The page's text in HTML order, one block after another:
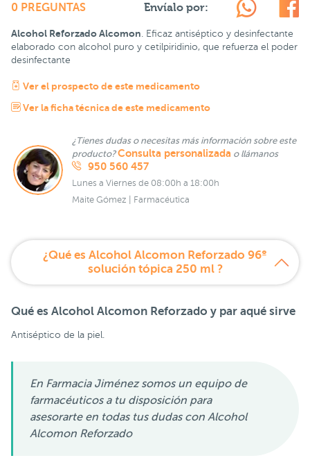
0 PREGUNTAS Envíalo por:
Alcohol Reforzado Alcomon. Eficaz antiséptico y desinfectante
elaborado con alcohol puro y cetilpiridinio, que refuerza el poder
desinfectante
Ver el prospecto de este medicamento
Ver la ficha técnica de este medicamento
¿Tienes dudas o necesitas más información sobre este
producto?Consulta personalizada o llámanos
950 560 457
Lunes a Viernes de 08:00h a 18:00h
Maite Gómez | Farmacéutica
¿Qué es Alcohol Alcomon Reforzado 96º
solución tópica 250 ml ?
Qué es Alcohol Alcomon Reforzado y par aqué sirve
Antiséptico de la piel.
En Farmacia Jiménez somos un equipo de
farmacéuticos a tu disposición para
asesorarte en todas tus dudas con Alcohol
Alcomon Reforzado